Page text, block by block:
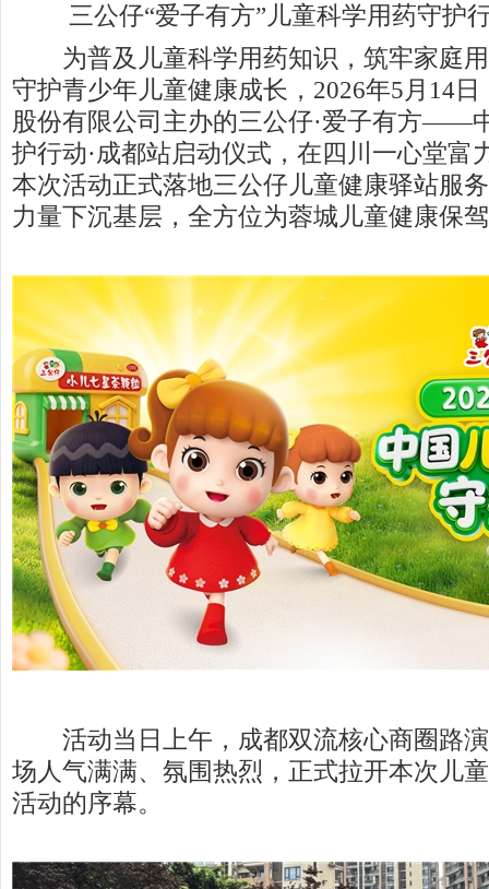
三公仔“爱子有方”儿童科学用药守护
为普及儿童科学用药知识，筑牢家庭用
守护青少年儿童健康成长，2026年5月14
股份有限公司主办的三公仔·爱子有方——
护行动·成都站启动仪式，在四川一心堂富
本次活动正式落地三公仔儿童健康驿站服
力量下沉基层，全方位为蓉城儿童健康保
活动当日上午，成都双流核心商圈路演
场人气满满、氛围热烈，正式拉开本次儿
活动的序幕。